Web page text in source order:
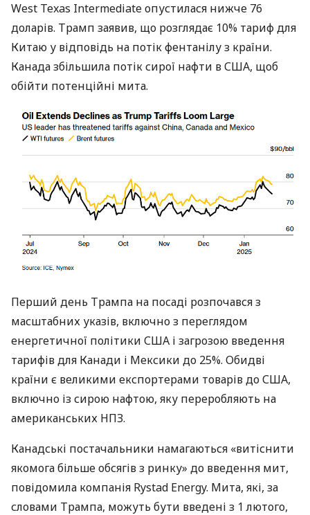
West Texas Intermediate опустилася нижче 76
доларів. Трамп заявив, що розглядає 10% тариф для
Китаю у відповідь на потік фентанілу з країни.
Канада збільшила потік сирої нафти в США, щоб
обійти потенційні мита.
Перший день Трампа на посаді розпочався з
масштабних указів, включно з переглядом
енергетичної політики США і загрозою введення
тарифів для Канади і Мексики до 25%. Обидві
країни є великими експортерами товарів до США,
включно із сирою нафтою, яку переробляють на
американських НПЗ.
Канадські постачальники намагаються «витіснити
якомога більше обсягів з ринку» до введення мит,
повідомила компанія Rystad Energy. Мита, які, за
словами Трампа, можуть бути введені з 1 лютого,